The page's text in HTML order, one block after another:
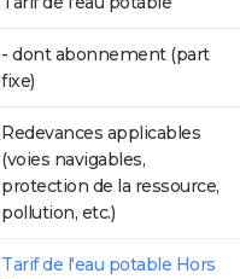
- dont abonnement (part
fixe)
Redevances applicables
(voies navigables,
protection de la ressource,
pollution, etc.)
Tarif de l'eau potable Hors